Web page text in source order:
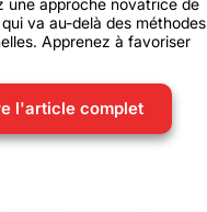
une approche novatrice de
va au-delà des méthodes
Apprenez à favoriser
l'article complet